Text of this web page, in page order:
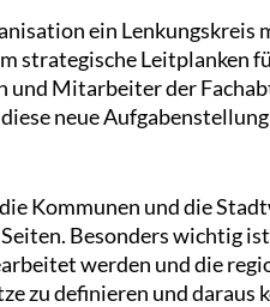
ein Lenkungskreis
strategische Leitplanken
Mitarbeiter der
neue
Kommunen und die
Besonders wichtig
werden und die
zu definieren und